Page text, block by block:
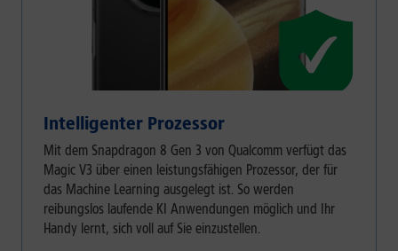
Intelligenter Prozessor
Mit dem Snapdragon 8 Gen 3 von Qualcomm verfügt das
Magic V3 über einen leistungsfähigen Prozessor, der für
das Machine Learning ausgelegt ist. So werden
reibungslos laufende KI Anwendungen möglich und Ihr
Handy lernt, sich voll auf Sie einzustellen.